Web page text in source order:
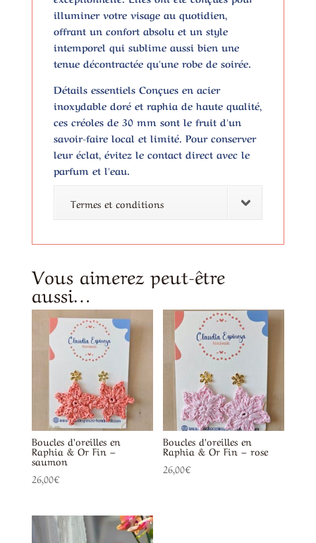
illuminer votre visage au quotidien,
offrant un confort absolu et un style
intemporel qui sublime aussi bien une
tenue décontractée qu'une robe de soirée.
Détails essentielsConçues en acier
inoxydable doré et raphia de haute qualité,
ces créoles de 30 mm sont le fruit d'un
savoir-faire local et limité. Pour conserver
leur éclat, évitez le contact direct avec le
parfum et l'eau.
Termes et conditions
Vous aimerez peut-être
aussi…
Boucles d’oreilles en
Raphia & Or Fin –
saumon
26,00€
Boucles d’oreilles en
Raphia & Or Fin – rose
26,00€